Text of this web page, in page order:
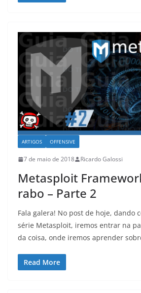
ARTIGOS OFFENSIVE
7 de maio de 2018 Ricardo Galossi
Metasploit
rabo – Parte 2
Fala galera! No post de hoje, dando
série Metasploit, iremos entrar na
da coisa, onde iremos aprender
Read More